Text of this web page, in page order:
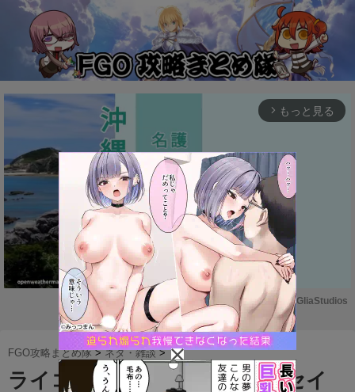
arrow_forward_ios もっと見る
M
u
t
e
Powered by GliaStudios
FGO攻略まとめ隊 >ネタ・雑談 >
ライコーってイラスト見るにセイ